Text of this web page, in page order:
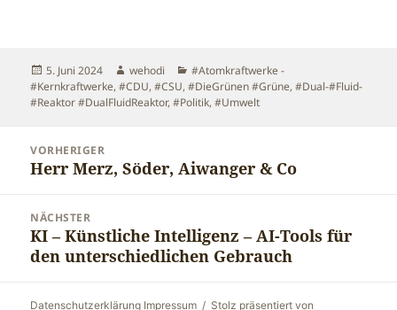
Veröffentlicht
am
5. Juni 2024 Autor
wehodi Kategorien
#Atomkraftwerke -
#Kernkraftwerke,#CDU,#CSU,#DieGrünen #Grüne,#Dual-#Fluid-
#Reaktor #DualFluidReaktor,#Politik,#Umwelt
Beitragsnavigation
VORHERIGER
Vorheriger
Beitrag:
Herr Merz, Söder, Aiwanger & Co
NÄCHSTER
Nächster
Beitrag:
KI – Künstliche Intelligenz – AI-Tools für
den unterschiedlichen Gebrauch
Datenschutzerklärung Impressum Stolz präsentiert von